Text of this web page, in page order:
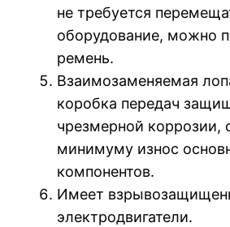
не требуется
оборудование, можно
ремень.
Взаимозаменяемая
коробка передач
чрезмерной коррозии,
минимуму износ
компонентов.
Имеет
электродвигатели.